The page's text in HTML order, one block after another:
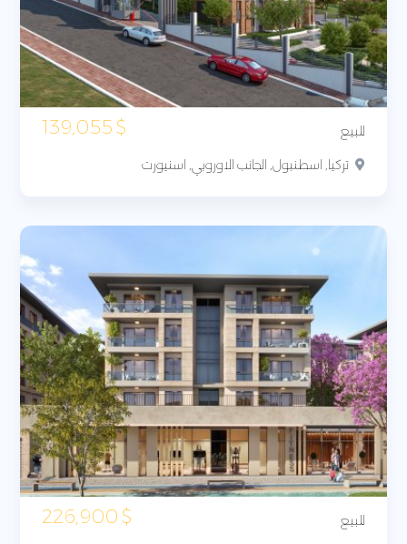
للبيع $
تركيا, اسطنبول, الجانب الاوروبي, اسنيورت
للبيع $